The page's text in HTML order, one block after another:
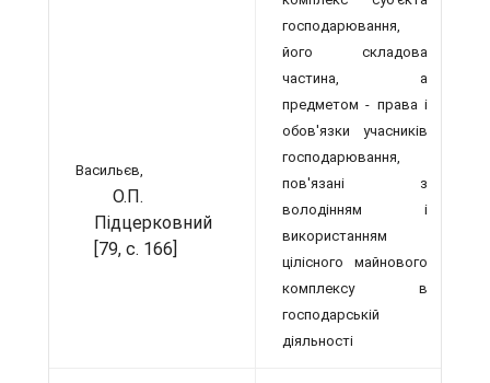
Васильєв,
О.П.
Підцерковний
[79, с. 166]
го­сподарювання,
його складова
частина, а
предметом - права і
обов'язки учасників
господарювання,
пов'язані з
володінням і
використанням
цілісного майнового
комплексу в
господарській
діяльності